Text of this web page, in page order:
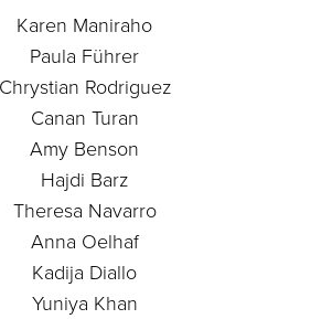
Karen Maniraho
Paula Führer
Chrystian Rodriguez
Canan Turan
Amy Benson
Hajdi Barz
Theresa Navarro
Anna Oelhaf
Kadija Diallo
Yuniya Khan